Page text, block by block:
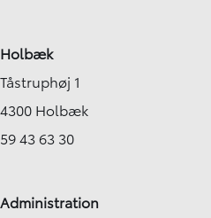
Holbæk
Tåstruphøj 1
4300 Holbæk
59 43 63 30
Administration